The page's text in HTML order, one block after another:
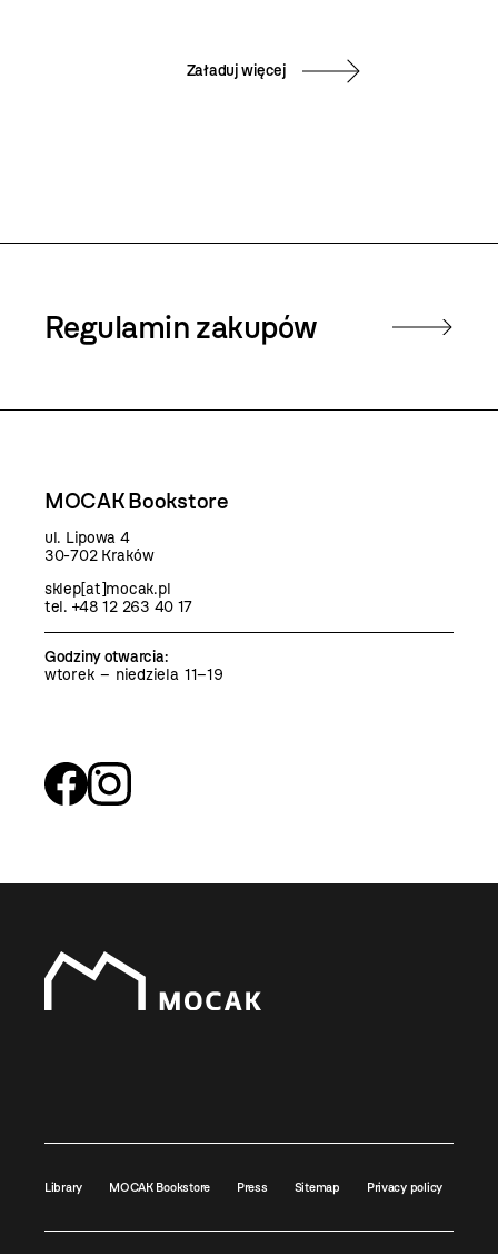
Załaduj więcej
Regulamin zakupów
MOCAK Bookstore
ul. Lipowa 4
30-702 Kraków
sklep[at]mocak.pl
tel. +48 12 263 40 17
Godziny otwarcia:
wtorek – niedziela 11–19
Library MOCAK Bookstore Press Sitemap Privacy policy